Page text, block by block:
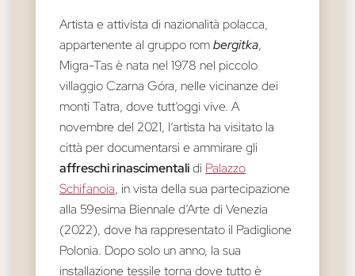
Artista e attivista di nazionalità polacca,
appartenente al gruppo rombergitka,
Migra-Tas è nata nel 1978 nel piccolo
villaggio Czarna Góra, nelle vicinanze dei
monti Tatra, dove tutt’oggi vive. A
novembre del 2021, l’artista ha visitato la
città per documentarsi e ammirare gli
affreschi rinascimentalidi Palazzo
Schifanoia, in vista della sua partecipazione
alla 59esima Biennale d’Arte di Venezia
(2022), dove ha rappresentato il Padiglione
Polonia. Dopo solo un anno, la sua
installazione tessile torna dove tutto è